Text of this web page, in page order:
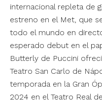
internacional repleta de
estreno en el Met, que
todo el mundo en
esperado debut en el
Butterly de Puccini
Teatro San Carlo de
temporada en la Gran
2024 en el Teatro Real